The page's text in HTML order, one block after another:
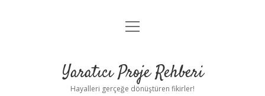
Anasayfa
Yasal Uyarı
menüyü
Yaratıcı Proje Rehberi
Hayalleri gerçeğe dönüştüren fikirler!